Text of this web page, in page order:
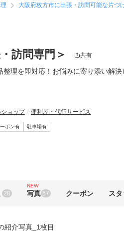
大阪府枚方市に出張・訪問可能な片づ
訪問専門＞ 共有
理を即対応！お悩みに寄り添い解決
ョップ 便利屋・代行サービス
ポン有 駐車場有
28
NEW
写真 57 クーポン ス